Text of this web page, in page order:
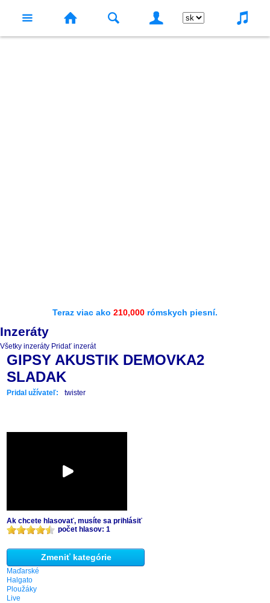
Teraz viac ako 210,000 rómskych piesní.
Inzeráty
Všetky inzeráty Pridať inzerát
GIPSY AKUSTIK DEMOVKA2
SLADAK
Pridal užívateľ: twister
Ak chcete hlasovať, musíte sa prihlásiť
počet hlasov: 1
Zmeniť kategórie
Maďarské
Halgato
Ploužáky
Live